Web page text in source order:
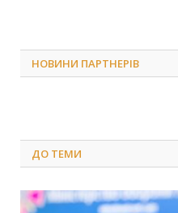
НОВИНИ ПАРТНЕРІВ
ДО ТЕМИ